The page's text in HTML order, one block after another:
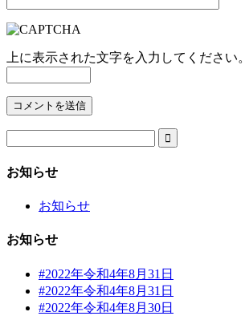
上に表示された文字を入力してください。

お知らせ
お知らせ
お知らせ
#2022年令和4年8月31日
#2022年令和4年8月31日
#2022年令和4年8月30日